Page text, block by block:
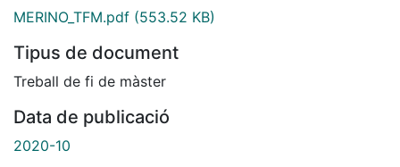
MERINO_TFM.pdf (553.52 KB)
Tipus de document
Treball de fi de màster
Data de publicació
2020-10